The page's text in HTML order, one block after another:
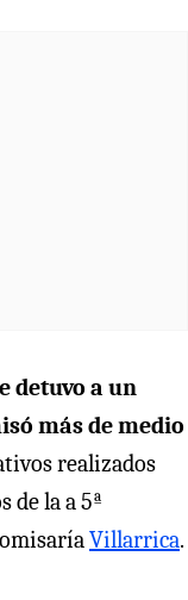
detuvo a un
más de medio
realizados
de la a 5ª
Villarrica.